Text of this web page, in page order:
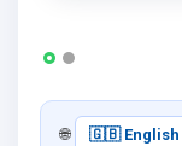
🌐 🇬🇧 English